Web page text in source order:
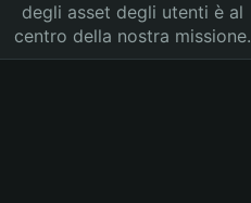
degli asset degli utenti è al
centro della nostra missione.